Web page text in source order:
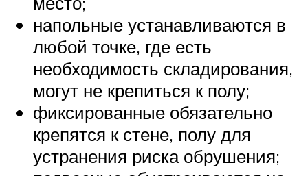
напольные устанавливаются в
любой точке, где есть
необходимость складирования,
могут не крепиться к полу;
фиксированные обязательно
крепятся к стене, полу для
устранения риска обрушения;